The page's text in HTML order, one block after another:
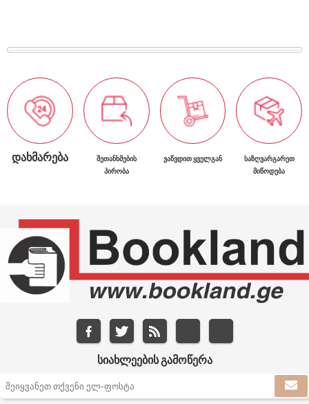
ᲓᲐᲮᲛᲐᲠᲔᲑᲐ
ᲨᲔᲗᲐᲜᲮᲛᲔᲑᲘᲡ
ᲞᲘᲠᲝᲑᲐ
ᲕᲐᲬᲕᲓᲘᲗ ᲧᲕᲔᲚᲒᲐᲜ
ᲡᲐᲖᲦᲕᲐᲠᲒᲐᲠᲔᲗ
ᲛᲘᲬᲝᲓᲔᲑᲐ
ᲡᲘᲐᲮᲚᲔᲔᲑᲘᲡ ᲒᲐᲛᲝᲬᲔᲠᲐ